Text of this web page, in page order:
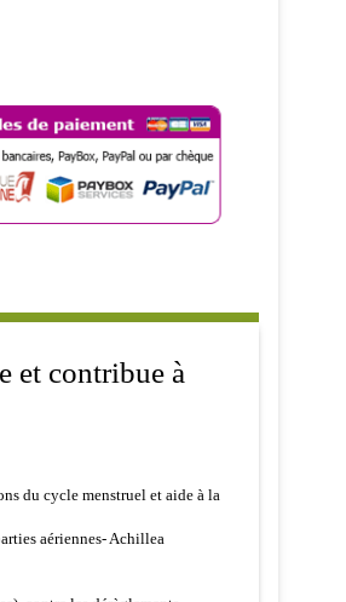
et contribue à
du cycle menstruel et aide à la
aériennes- Achillea